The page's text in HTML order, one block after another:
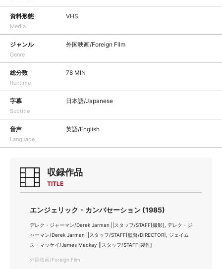
資料形態
Media
VHS
ジャンル
Genre
外国映画/Foreign Film
総分数
Runtime
78 MIN
字幕
Subtitle
日本語/Japanese
音声
Language
英語/English
収録作品
TITLE
エンジェリック・カンバセーション (1985)
デレク・ジャーマン/Derek Jarman ||スタッフ/STAFF[撮影], デレク・ジ
ャーマン/Derek Jarman ||スタッフ/STAFF[監督/DIRECTOR], ジェイム
ス・マッケイ/James Mackay ||スタッフ/STAFF[製作]
外国映画/Foreign Film